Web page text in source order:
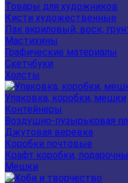
Товары для художников
Кисти художественные
Лак акриловый, воск,
Мастихины
Графические материалы
Скетчбуки
Холсты
Упаковка, коробки, мешки
Контейнеры
Воздушно-пузырьковая
Джутовая веревка
Коробки почтовые
Крафт коробки,
Мешки